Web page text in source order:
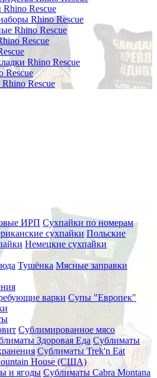
Rhino Rescue
Rhino Rescue
Rhino Rescue
Rescue
Rhino Rescue
Rescue
Rescue
ИРП Сухпайки по номерам
сухпайки Польские
Немецкие сухпайки
Тушёнка Мясные заправки
варки Супы "Европек"
Сублимированное мясо
Здоровая Еда Сублиматы
Сублиматы Trek'n Eat
House (США)
и ягоды Сублиматы Cabra Montana